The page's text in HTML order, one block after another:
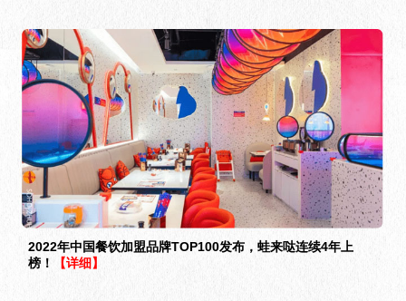
2022年中国餐饮加盟品牌TOP100发布，蛙来哒连续4年上
榜！
【详细】